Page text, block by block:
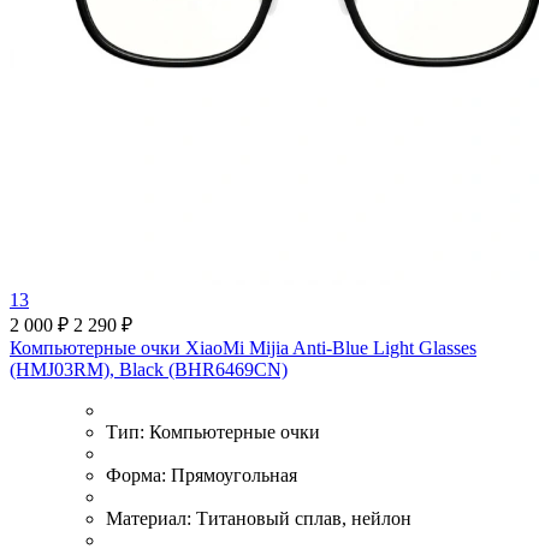
13
2 000 ₽ 2 290 ₽
Компьютерные очки XiaoMi Mijia Anti-Blue Light Glasses
(HMJ03RM), Black (BHR6469CN)
Тип: Компьютерные очки
Форма: Прямоугольная
Материал: Титановый сплав, нейлон